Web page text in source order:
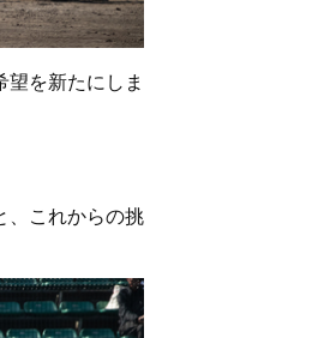
を新たにしま
、これからの挑